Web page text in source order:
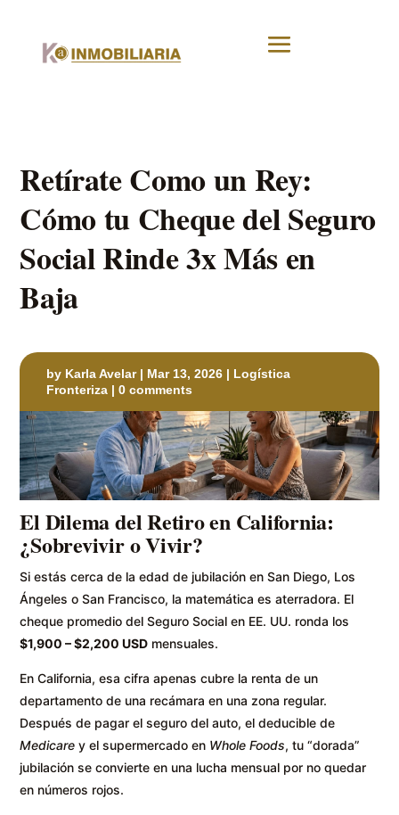
Retírate Como un Rey:
Cómo tu Cheque del Seguro
Social Rinde 3x Más en
Baja
by Karla Avelar| Mar 13, 2026 | Logística
Fronteriza |0 comments
El Dilema del Retiro en California:
¿Sobrevivir o Vivir?
Si estás cerca de la edad de jubilación en San Diego, Los
Ángeles o San Francisco, la matemática es aterradora. El
cheque promedio del Seguro Social en EE. UU. ronda los
$1,900 – $2,200 USD mensuales.
En California, esa cifra apenas cubre la renta de un
departamento de una recámara en una zona regular.
Después de pagar el seguro del auto, el deducible de
Medicare y el supermercado en Whole Foods, tu “dorada”
jubilación se convierte en una lucha mensual por no quedar
en números rojos.